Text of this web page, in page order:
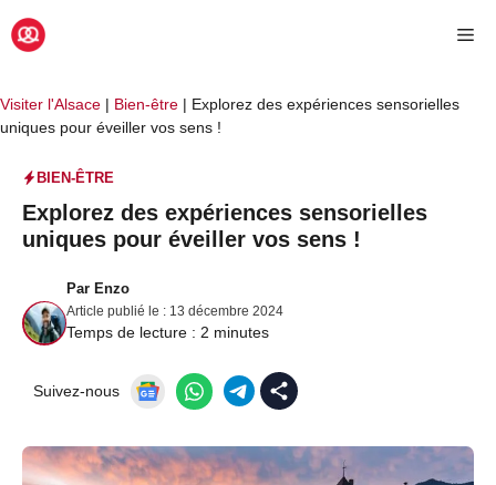
Aller
au
Visiter l'Alsace | Bien-être | Explorez des expériences sensorielles
uniques pour éveiller vos sens !
BIEN-ÊTRE
Explorez des expériences sensorielles
uniques pour éveiller vos sens !
Par Enzo
Article publié le : 13 décembre 2024
Temps de lecture : 2 minutes
Suivez-nous